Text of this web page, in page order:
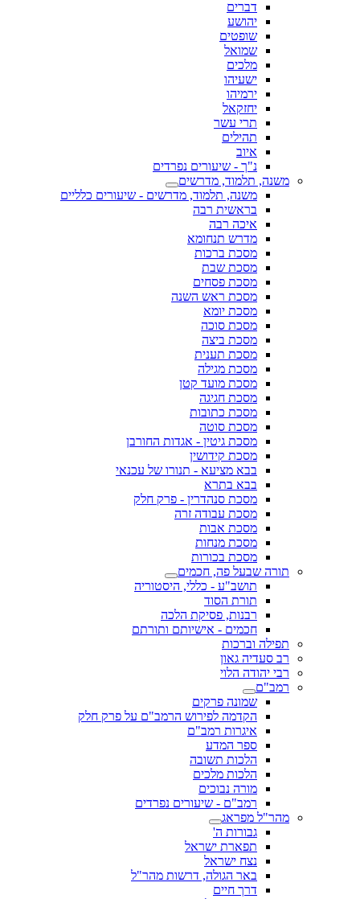
דברים
יהושע
שופטים
שמואל
מלכים
ישעיהו
ירמיהו
יחזקאל
תרי עשר
תהילים
איוב
נ"ך - שיעורים נפרדים
משנה, תלמוד, מדרשים
משנה, תלמוד, מדרשים - שיעורים כלליים
בראשית רבה
איכה רבה
מדרש תנחומא
מסכת ברכות
מסכת שבת
מסכת פסחים
מסכת ראש השנה
מסכת יומא
מסכת סוכה
מסכת ביצה
מסכת תענית
מסכת מגילה
מסכת מועד קטן
מסכת חגיגה
מסכת כתובות
מסכת סוטה
מסכת גיטין - אגדות החורבן
מסכת קידושין
בבא מציעא - תנורו של עכנאי
בבא בתרא
מסכת סנהדרין - פרק חלק
מסכת עבודה זרה
מסכת אבות
מסכת מנחות
מסכת בכורות
תורה שבעל פה, חכמים
תושב"ע - כללי, היסטוריה
תורת הסוד
רבנות, פסיקת הלכה
חכמים - אישיותם ותורתם
תפילה וברכות
רב סעדיה גאון
רבי יהודה הלוי
רמב"ם
שמונה פרקים
הקדמה לפירוש הרמב"ם על פרק חלק
איגרות רמב"ם
ספר המדע
הלכות תשובה
הלכות מלכים
מורה נבוכים
רמב"ם - שיעורים נפרדים
מהר"ל מפראג
גבורות ה'
תפארת ישראל
נצח ישראל
באר הגולה, דרשות מהר"ל
דרך חיים